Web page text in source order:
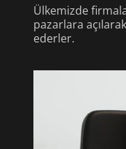
Ülkemizde
pazarlara
ederler.